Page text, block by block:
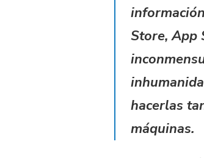
Store, App
hacerlas
máquinas.